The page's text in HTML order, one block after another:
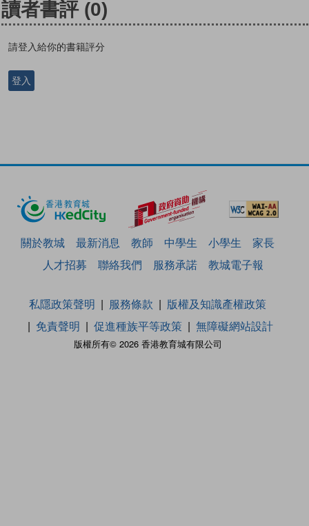
讀者書評 (0)
請登入給你的書籍評分
登入
關於教城 最新消息 教師 中學生 小學生
家長
人才招募
聯絡我們 服務承諾 教城電子報
版權所有© 2026 香港教育城有限公司
私隱政策聲明 服務條款
版權及知識產權政策
免責聲明
促進種族平等政策 無障礙網站設計